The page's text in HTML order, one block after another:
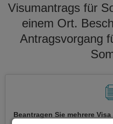
Visumantrags für
einem Ort.
Antragsvorgang
Beantragen Sie mehrere